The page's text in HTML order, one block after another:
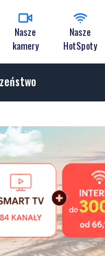
Nasze
kamery
Nasze
HotSpoty